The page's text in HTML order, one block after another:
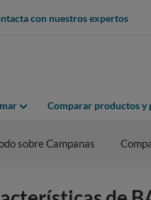
con nuestros expertos
Comparar productos y
sobre Campanas